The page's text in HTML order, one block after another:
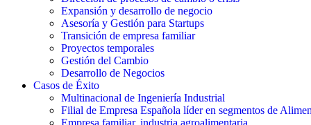
Expansión y desarrollo de negocio
Asesoría y Gestión para Startups
Transición de empresa familiar
Proyectos temporales
Gestión del Cambio
Desarrollo de Negocios
Casos de Éxito
Multinacional de Ingeniería Industrial
Filial de Empresa Española líder en segmentos de
Empresa familiar, industria agroalimentaria